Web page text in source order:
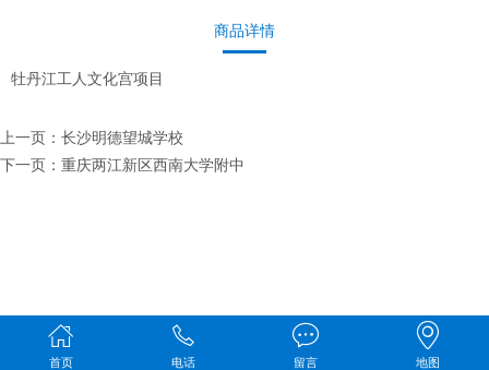
商品详情
牡丹江工人文化宫项目
上一页： 长沙明德望城学校
下一页： 重庆两江新区西南大学附中
首页 电话 留言 地图